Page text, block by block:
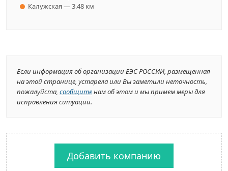
Калужская — 3.48 км
Если информация об организации ЕЭС РОССИИ, размещенная
на этой странице, устарела или Вы заметили неточность,
пожалуйста, сообщитенам об этом и мы примем меры для
исправления ситуации.
Добавить компанию